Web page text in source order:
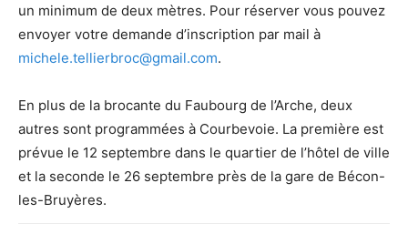
un minimum de deux mètres. Pour réserver vous pouvez
envoyer votre demande d’inscription par mail à
michele.tellierbroc@gmail.com.
En plus de la brocante du Faubourg de l’Arche, deux
autres sont programmées à Courbevoie. La première est
prévue le 12 septembre dans le quartier de l’hôtel de ville
et la seconde le 26 septembre près de la gare de Bécon-
les-Bruyères.